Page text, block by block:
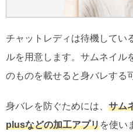
チャットレディは待機してい
ルを用意します。サムネイル
のものを載せると身バレする
身バレを防ぐためには、 サム
plusなどの加工アプリを使い